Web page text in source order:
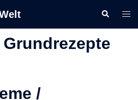
Suche
Grundrezepte
/